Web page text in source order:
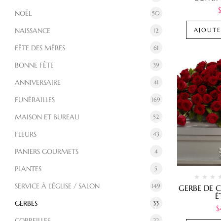
NOËL
50
NAISSANCE 12
FÊTE DES MÈRES 61
BONNE FÊTE 39
ANNIVERSAIRE 41
FUNÉRAILLES 169
MAISON ET BUREAU 52
FLEURS 43
PANIERS GOURMETS 4
PLANTES 5
SERVICE À L'ÉGLISE / SALON 149
GERBES 33
GERBE DE
$